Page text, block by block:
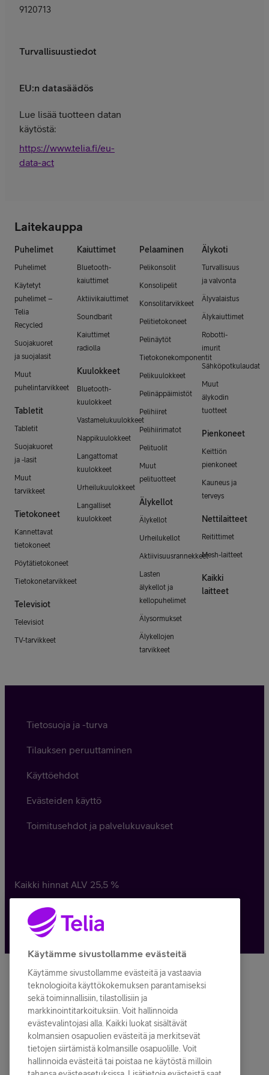
9120713
Turvallisuustiedot
EU:n datasäädös
Lue lisää tuotteen datan
käytöstä:
https://www.telia.fi/eu-
data-act
Laitekauppa
Puhelimet
Puhelimet
Käytetyt
puhelimet –
Telia
Recycled
Suojakuoret
ja suojalasit
Muut
puhelintarvikkeet
Tabletit
Tabletit
Suojakuoret
ja -lasit
Muut
tarvikkeet
Tietokoneet
Kannettavat
tietokoneet
Pöytätietokoneet
Tietokonetarvikkeet
Televisiot
Televisiot
TV-tarvikkeet
Kaiuttimet
Bluetooth-
kaiuttimet
Aktiivikaiuttimet
Soundbarit
Kaiuttimet
radiolla
Kuulokkeet
Bluetooth-
kuulokkeet
Vastamelukuulokkeet
Nappikuulokkeet
Langattomat
kuulokkeet
Urheilukuulokkeet
Langalliset
kuulokkeet
Pelaaminen
Pelikonsolit
Konsolipelit
Konsolitarvikkeet
Pelitietokoneet
Pelinäytöt
Tietokonekomponentit
Pelikuulokkeet
Pelinäppäimistöt
Pelihiiret
Pelihiirimatot
Pelituolit
Muut
pelituotteet
Älykellot
Älykellot
Urheilukellot
Aktiivisuusrannekkeet
Lasten
älykellot ja
kellopuhelimet
Älysormukset
Älykellojen
tarvikkeet
Älykoti
Turvallisuus
ja valvonta
Älyvalaistus
Älykaiuttimet
Robotti-
imurit
Sähköpotkulaudat
Muut
älykodin
tuotteet
Pienkoneet
Keittiön
pienkoneet
Kauneus ja
terveys
Nettilaitteet
Reitittimet
Mesh-laitteet
Kaikki
laitteet
Tietosuoja ja -turva
Tilauksen peruuttaminen
Käyttöehdot
Evästeiden käyttö
Toimitusehdot ja palvelukuvaukset
Kaikki hinnat ALV 25,5 %
Käytämme sivustollamme evästeitä
Käytämme sivustollamme evästeitä ja vastaavia
teknologioita käyttökokemuksen parantamiseksi
sekä toiminnallisiin, tilastollisiin ja
markkinointitarkoituksiin. Voit hallinnoida
evästevalintojasi alla. Kaikki luokat sisältävät
kolmansien osapuolien evästeitä ja merkitsevät
tietojen siirtämistä kolmansille osapuolille. Voit
hallinnoida evästeitä tai poistaa ne käytöstä milloin